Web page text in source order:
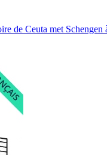
de Ceuta met Schengen